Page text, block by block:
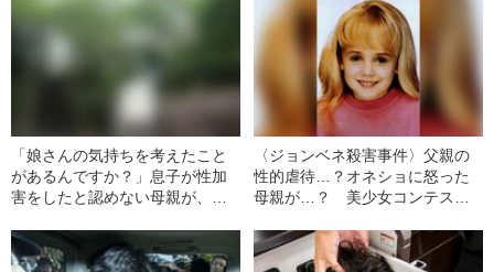
「娘さんの気持ちを考えたこと
があるんですか？」息子が性加
害をしたと認めない母親が、逆
手すぎる一言”とは
〈ジョンベネ殺害事件〉父親の
性的虐待…？オネショに怒った
母親が…？ 美少女コンテスト
疑われたワケ